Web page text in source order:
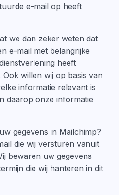
e-mail op heeft
we dan zeker weten dat
e-mail met belangrijke
heeft
willen wij op basis van
informatie relevant is
daarop onze informatie
gegevens in Mailchimp?
die wij versturen vanuit
bewaren uw gegevens
die wij hanteren in dit